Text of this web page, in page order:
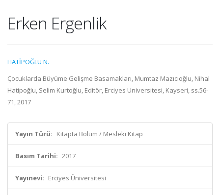
Erken Ergenlik
HATİPOĞLU N.
Çocuklarda Büyüme Gelişme Basamakları, Mumtaz Mazıcıoğlu, Nihal
Hatipoğlu, Selim Kurtoğlu, Editör, Erciyes Üniversitesi, Kayseri, ss.56-
71, 2017
Yayın Türü: Kitapta Bölüm / Mesleki Kitap
Basım Tarihi: 2017
Yayınevi: Erciyes Üniversitesi